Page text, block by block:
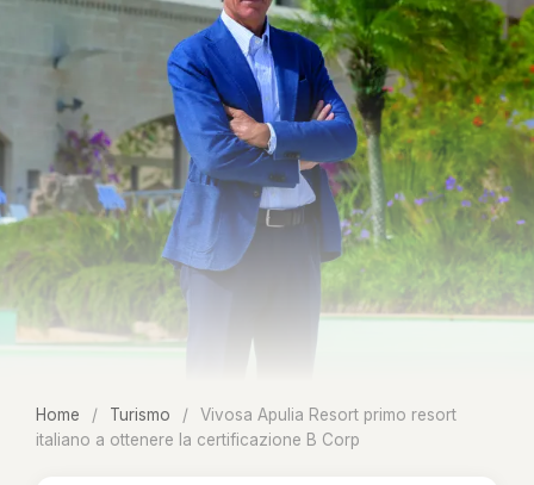
Home / Turismo /
Vivosa Apulia Resort primo resort
italiano a ottenere la certificazione B Corp